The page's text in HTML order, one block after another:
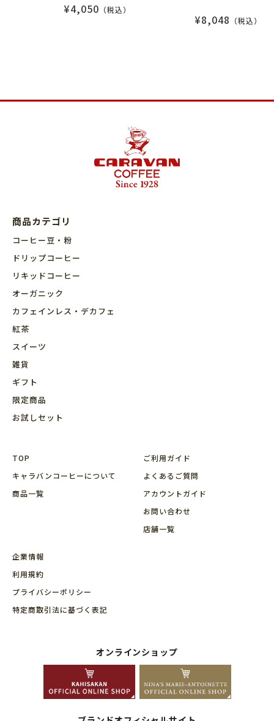
¥4,050 （税込）
¥8,048 （税込）
商品カテゴリ
コーヒー豆・粉
ドリップコーヒー
リキッドコーヒー
オーガニック
カフェインレス・デカフェ
紅茶
スイーツ
雑貨
ギフト
限定商品
お試しセット
TOP
キャラバンコーヒーについて
商品⼀覧
ご利用ガイド
よくあるご質問
アカウントガイド
お問い合わせ
店舗⼀覧
企業情報
利用規約
プライバシーポリシー
特定商取引法に基づく表記
オンラインショップ